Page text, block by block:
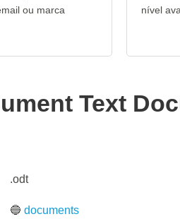
ou marca
nível
Text
.odt
🔵documents